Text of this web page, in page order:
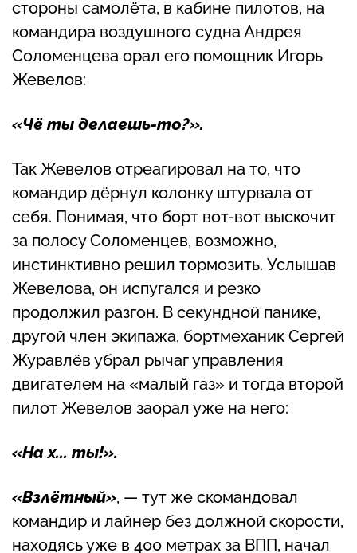
стороны самолёта, в кабине пилотов, на
командира воздушного судна Андрея
Соломенцева орал его помощник Игорь
Жевелов:
«Чё ты делаешь-то?».
Так Жевелов отреагировал на то, что
командир дёрнул колонку штурвала от
себя. Понимая, что борт вот-вот выскочит
за полосу Соломенцев, возможно,
инстинктивно решил тормозить. Услышав
Жевелова, он испугался и резко
продолжил разгон. В секундной панике,
другой член экипажа, бортмеханик Сергей
Журавлёв убрал рычаг управления
двигателем на «малый газ» и тогда второй
пилот Жевелов заорал уже на него:
«На х... ты!».
«Взлётный», — тут же скомандовал
командир и лайнер без должной скорости,
находясь уже в 400 метрах за ВПП, начал